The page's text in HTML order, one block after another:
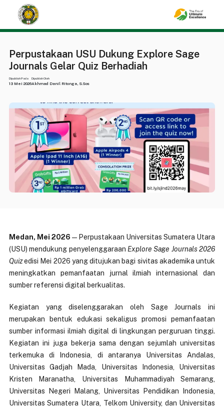
Perpustakaan USU Dukung Explore Sage
Journals Gelar Quiz Berhadiah
Dipublish Pada
13 Mei 2026
Dipublish Oleh
Akhmad Danil Ritonga, S.Sos
Medan, Mei 2026 — Perpustakaan Universitas Sumatera Utara
(USU) mendukung penyelenggaraan Explore Sage Journals 2026
Quizedisi Mei 2026 yang ditujukan bagi sivitas akademika untuk
meningkatkan pemanfaatan jurnal ilmiah internasional dan
sumber referensi digital berkualitas.
Kegiatan yang diselenggarakan oleh Sage Journals ini
merupakan bentuk edukasi sekaligus promosi pemanfaatan
sumber informasi ilmiah digital di lingkungan perguruan tinggi.
Kegiatan ini juga bekerja sama dengan sejumlah universitas
terkemuka di Indonesia, di antaranya Universitas Andalas,
Universitas Gadjah Mada, Universitas Indonesia, Universitas
Kristen Maranatha, Universitas Muhammadiyah Semarang,
Universitas Negeri Malang, Universitas Pendidikan Indonesia,
Universitas Sumatera Utara, Telkom University, dan Universitas